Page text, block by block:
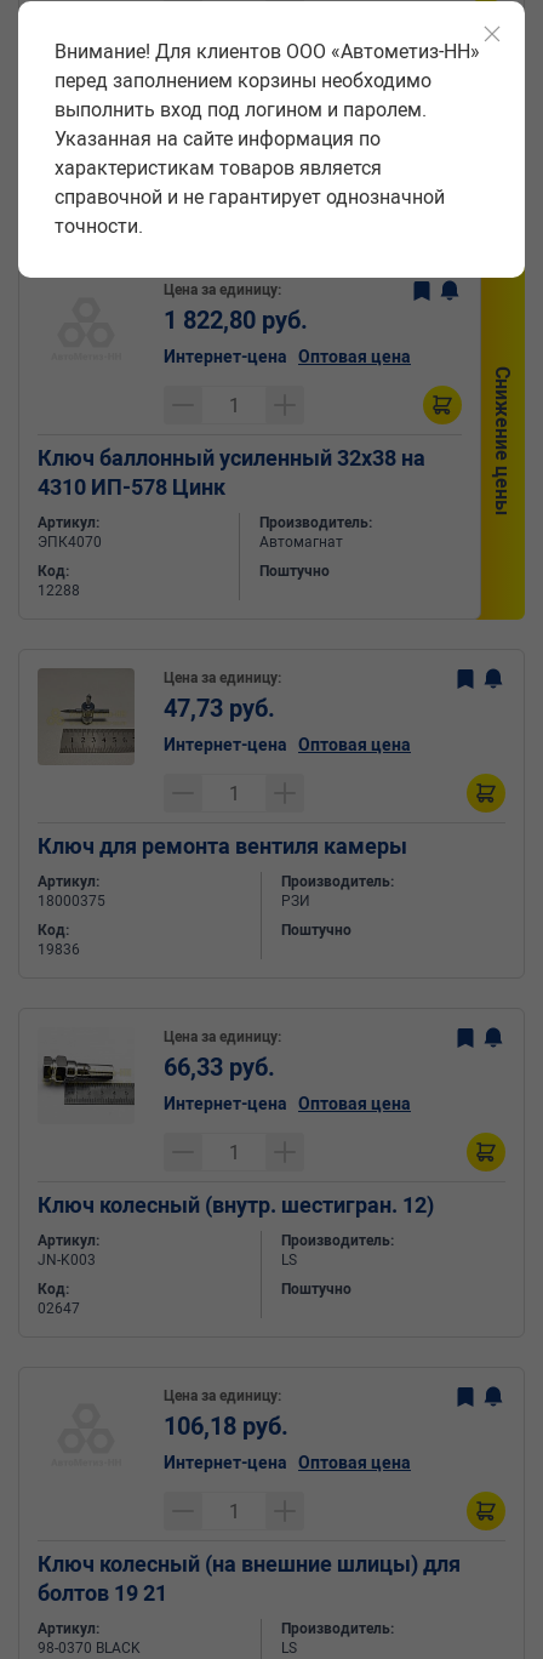
Ключ баллонный усиленный 30х32 Евро
Цинк
Артикул:
12287
Производитель:
Автомагнат
Снижение цены
Ключ баллонный усиленный 32х38 на
4310 ИП-578 Цинк
Артикул:
ЭПК4070
Код:
12288
Производитель:
Автомагнат
Поштучно
Цена за единицу:
1 822,80 руб.
Интернет-цена Оптовая цена
Ключ для ремонта вентиля камеры
Артикул:
18000375
Код:
19836
Производитель:
РЗИ
Поштучно
Цена за единицу:
47,73 руб.
Интернет-цена Оптовая цена
Ключ колесный (внутр. шестигран. 12)
Артикул:
JN-K003
Код:
02647
Производитель:
LS
Поштучно
Цена за единицу:
66,33 руб.
Интернет-цена Оптовая цена
Ключ колесный (на внешние шлицы) для
болтов 19 21
Артикул:
98-0370 BLACK
Производитель:
LS
Цена за единицу:
106,18 руб.
Интернет-цена Оптовая цена
Внимание! Для клиентов ООО «Автометиз-НН»
перед заполнением корзины необходимо
выполнить вход под логином и паролем.
Указанная на сайте информация по
характеристикам товаров является
справочной и не гарантирует однозначной
точности.